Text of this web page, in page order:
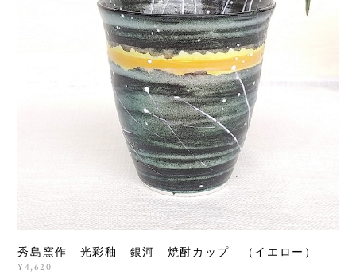
秀島窯作 光彩釉 銀河 焼酎カップ （イエロー）
¥4,620